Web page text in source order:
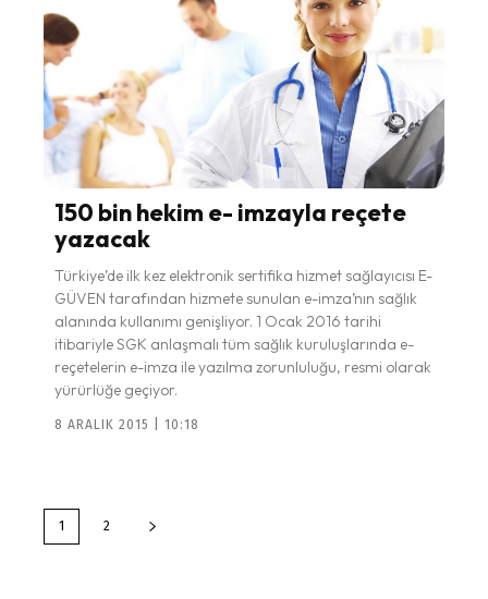
150 bin hekim e- imzayla reçete
yazacak
Türkiye’de ilk kez elektronik sertifika hizmet sağlayıcısı E-
GÜVEN tarafından hizmete sunulan e-imza’nın sağlık
alanında kullanımı genişliyor. 1 Ocak 2016 tarihi
itibariyle SGK anlaşmalı tüm sağlık kuruluşlarında e-
reçetelerin e-imza ile yazılma zorunluluğu, resmi olarak
yürürlüğe geçiyor.
8 ARALIK 2015 | 10:18
1 2